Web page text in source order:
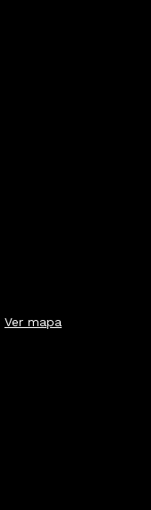
Ver mapa